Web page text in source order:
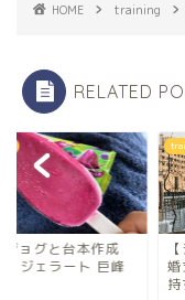
HOME training
RELATED
ジョグと台本作成
ジェラート 巨峰